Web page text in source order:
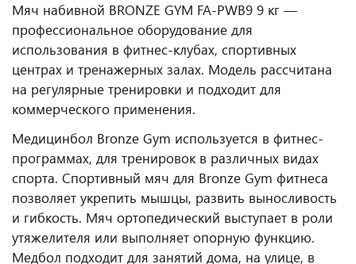
Мяч набивной BRONZE GYM FA-PWB9 9 кг —
профессиональное оборудование для
использования в фитнес‑клубах, спортивных
центрах и тренажерных залах. Модель рассчитана
на регулярные тренировки и подходит для
коммерческого применения.
Медицинбол Bronze Gym используется в фитнес-
программах, для тренировок в различных видах
спорта. Спортивный мяч для Bronze Gym фитнеса
позволяет укрепить мышцы, развить выносливость
и гибкость. Мяч ортопедический выступает в роли
утяжелителя или выполняет опорную функцию.
Медбол подходит для занятий дома, на улице, в